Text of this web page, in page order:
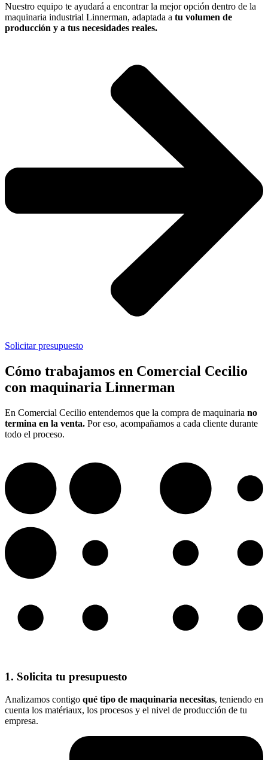
Nuestro equipo te ayudará a encontrar la mejor opción dentro de la
maquinaria industrial Linnerman, adaptada a tu volumen de
producción y a tus necesidades reales.
Solicitar presupuesto
Cómo trabajamos en Comercial Cecilio
con maquinaria Linnerman
En Comercial Cecilio entendemos que la compra de maquinaria no
termina en la venta. Por eso, acompañamos a cada cliente durante
todo el proceso.
1. Solicita tu presupuesto
Analizamos contigo qué tipo de maquinaria necesitas, teniendo en
cuenta los matériaux, los procesos y el nivel de producción de tu
empresa.